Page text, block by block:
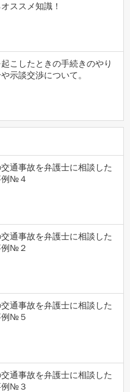
ススメ知識！
こしたときの手続きのやり
示談交渉について。
通事故を弁護士に相談した
例№４
通事故を弁護士に相談した
例№２
通事故を弁護士に相談した
例№５
通事故を弁護士に相談した
例№３